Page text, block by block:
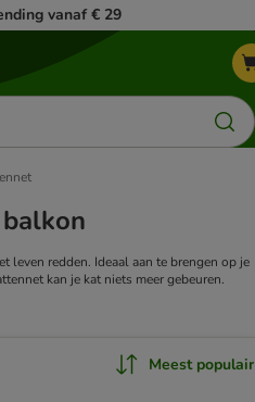
vanaf € 29
leven redden. Ideaal aan te brengen op je
kan je kat niets meer gebeuren.
Meest populair